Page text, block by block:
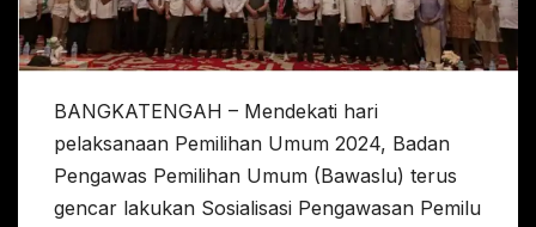
BANGKATENGAH – Mendekati hari
pelaksanaan Pemilihan Umum 2024, Badan
Pengawas Pemilihan Umum (Bawaslu) terus
gencar lakukan Sosialisasi Pengawasan Pemilu